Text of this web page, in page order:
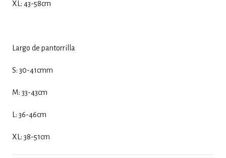
XL: 43-58cm
Largo de pantorrilla
S: 30-41cmm
M: 33-43cm
L: 36-46cm
XL: 38-51cm